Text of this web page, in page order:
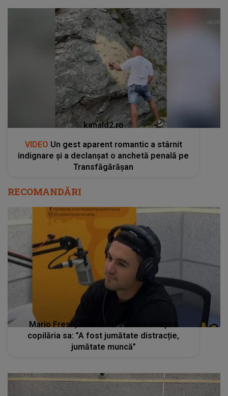
kanald2.ro
VIDEO Un gest aparent romantic a stârnit
indignare și a declanșat o anchetă penală pe
Transfăgărășan
RECOMANDĂRI
Mario Fresh, dezvăluiri sincere despre
copilăria sa: ”A fost jumătate distracție,
jumătate muncă”